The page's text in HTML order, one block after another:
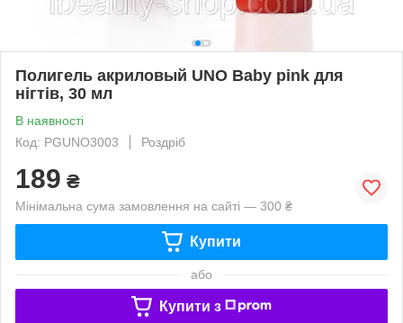
Полигель акриловый UNO Baby pink для
нігтів, 30 мл
В наявності
Код: PGUNO3003
Роздріб
189 ₴
Мінімальна сума замовлення на сайті — 300 ₴
Купити
або
Купити з